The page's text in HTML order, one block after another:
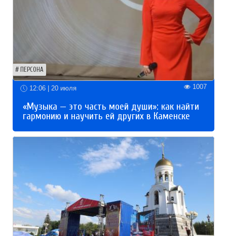
ПЕРСОНА
12:06 | 20 июля 1007
«Музыка — это часть моей души»: как найти
гармонию и научить ей других в Каменске